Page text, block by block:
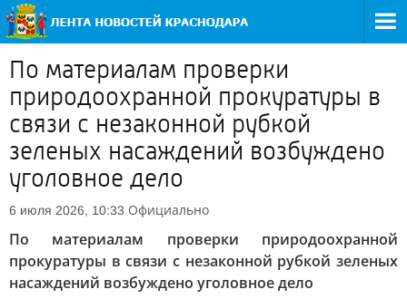
По материалам проверки
природоохранной прокуратуры в
связи с незаконной рубкой
зеленых насаждений возбуждено
уголовное дело
6 июля 2026, 10:33 Официально
По материалам проверки природоохранной
прокуратуры в связи с незаконной рубкой зеленых
насаждений возбуждено уголовное дело